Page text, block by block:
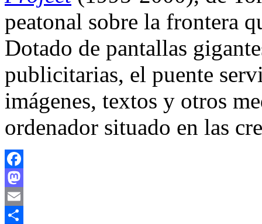
peatonal sobre la frontera
Dotado de pantallas
publicitarias, el puente
imágenes, textos y otros
ordenador situado en las
Facebook
Mastodon
Email